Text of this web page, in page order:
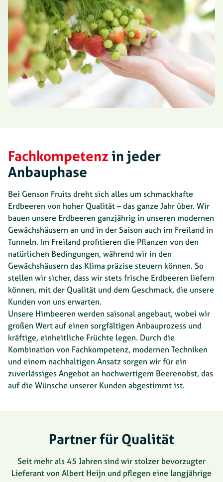
Fachkompetenzin jeder
Anbauphase
Bei Genson Fruits dreht sich alles um schmackhafte
Erdbeeren von hoher Qualität – das ganze Jahr über. Wir
bauen unsere Erdbeeren ganzjährig in unseren modernen
Gewächshäusern an und in der Saison auch im Freiland in
Tunneln. Im Freiland profitieren die Pflanzen von den
natürlichen Bedingungen, während wir in den
Gewächshäusern das Klima präzise steuern können. So
stellen wir sicher, dass wir stets frische Erdbeeren liefern
können, mit der Qualität und dem Geschmack, die unsere
Kunden von uns erwarten.
Unsere Himbeeren werden saisonal angebaut, wobei wir
großen Wert auf einen sorgfältigen Anbauprozess und
kräftige, einheitliche Früchte legen. Durch die
Kombination von Fachkompetenz, modernen Techniken
und einem nachhaltigen Ansatz sorgen wir für ein
zuverlässiges Angebot an hochwertigem Beerenobst, das
auf die Wünsche unserer Kunden abgestimmt ist.
Partner für Qualität
Seit mehr als 45 Jahren sind wir stolzer bevorzugter
Lieferant von Albert Heijn und pflegen eine langjährige